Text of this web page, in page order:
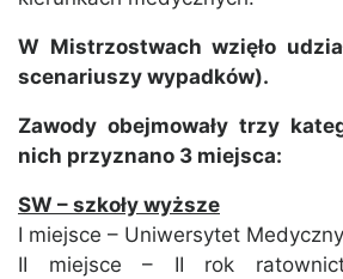
W Mistrzostwach wzięło
scenariuszy wypadków).
Zawody obejmowały trzy
nich przyznano 3 miejsca:
SW – szkoły wyższe
I miejsce – Uniwersytet
II miejsce – II rok